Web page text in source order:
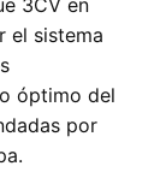
3CV en
el sistema
óptimo del
por